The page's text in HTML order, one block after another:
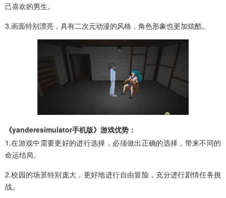
己喜欢的男生。
3.画面特别漂亮，具有二次元动漫的风格，角色形象也更加炫酷。
《yanderesimulator手机版》游戏优势：
1.在游戏中需要更好的进行选择，必须做出正确的选择，带来不同的
命运结局。
2.校园的场景特别庞大，更好地进行自由冒险，充分进行剧情任务挑
战。